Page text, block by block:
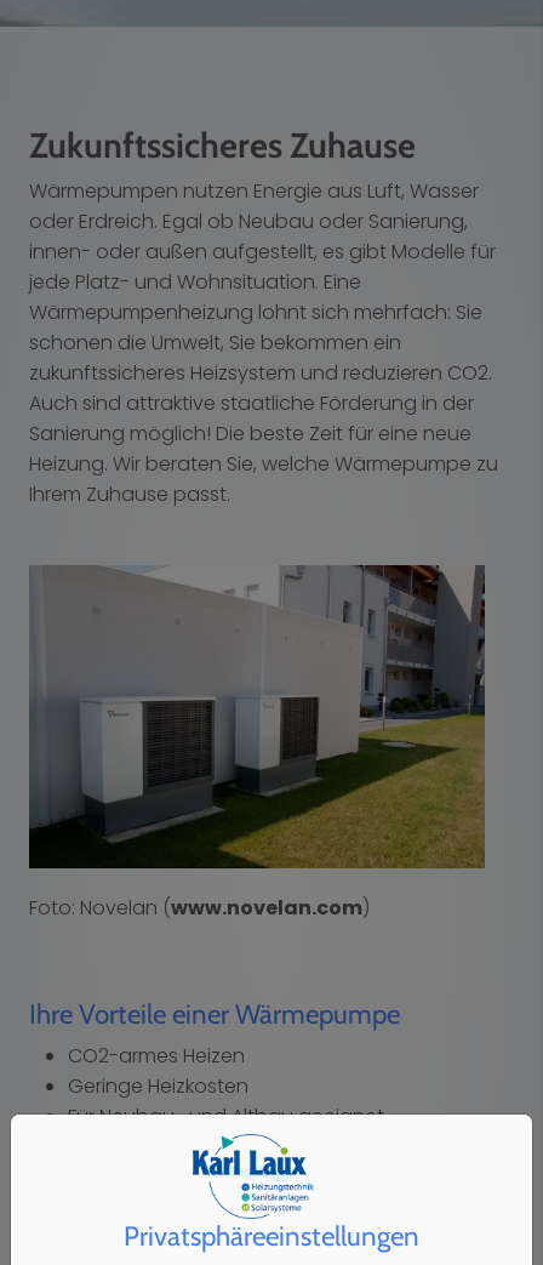
Zukunftssicheres Zuhause
Wärmepumpen nutzen Energie aus Luft, Wasser
oder Erdreich. Egal ob Neubau oder Sanierung,
innen- oder außen aufgestellt, es gibt Modelle für
jede Platz- und Wohnsituation. Eine
Wärmepumpenheizung lohnt sich mehrfach: Sie
schonen die Umwelt, Sie bekommen ein
zukunftssicheres Heizsystem und reduzieren CO2.
Auch sind attraktive staatliche Förderung in der
Sanierung möglich! Die beste Zeit für eine neue
Heizung. Wir beraten Sie, welche Wärmepumpe zu
Ihrem Zuhause passt.
Foto: Novelan (www.novelan.com)
Ihre Vorteile einer Wärmepumpe
CO2-armes Heizen
Geringe Heizkosten
Für Neubau- und Altbau geeignet
Wertsteigerung Ihrer Immobilie
Heizen und Kühlen möglich
Geringe Wartungskosten
Zukunftssicher
Privatsphäre­einstellungen